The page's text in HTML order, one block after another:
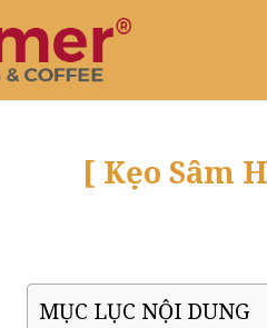
[ Kẹo Sâm
MỤC LỤC NỘI DUNG